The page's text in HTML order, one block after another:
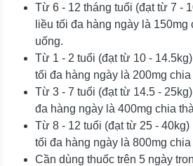
Từ 6 - 12 tháng tuổi (đạt từ 7 -
liều tối đa hàng ngày là 150mg
uống.
Từ 1 - 2 tuổi (đạt từ 10 -
tối đa hàng ngày là 200mg
Từ 3 - 7 tuổi (đạt từ 14.5 -
đa hàng ngày là 400mg chia
Từ 8 - 12 tuổi (đạt từ 25 -
tối đa hàng ngày là 800mg
Cần dùng thuốc trên 5 ngày